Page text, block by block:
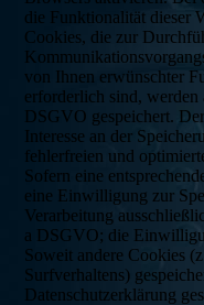
die Funktionalität dieser
Cookies, die zur
von Ihnen erwünschter
erforderlich sind,
DSGVO gespeichert.
Interesse an der
fehlerfreien und
Sofern eine
eine Einwilligung zur
Verarbeitung
a DSGVO; die
Soweit andere Cookies
Surfverhaltens)
Datenschutzerklärung